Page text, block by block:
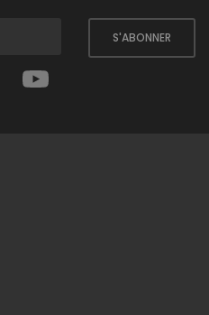
S'ABONNER
Facebook